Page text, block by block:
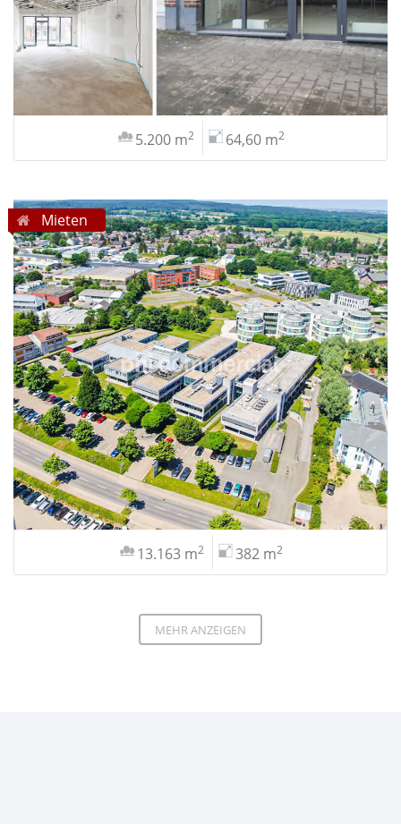
5.200 m2 64,60 m2
Mieten
13.163 m2 382 m2
MEHR ANZEIGEN